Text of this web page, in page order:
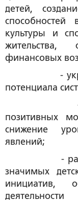
детей,
культуры и
жительства,
финансовых
-
потенциала
-
позитивных
снижение
явлений;
- развитие
значимых
инициатив,